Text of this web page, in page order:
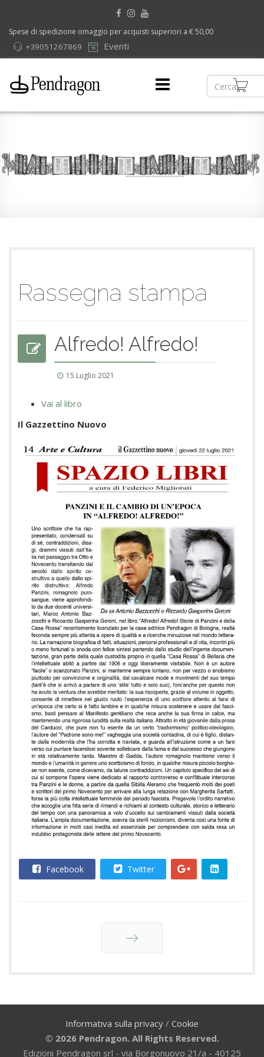
Spese di spedizione omaggio per acquisti superiori a € 50,00
Eventi
+39051267869
Rassegna stampa
Alfredo! Alfredo!
15 Luglio 2021
Vai al libro
Il Gazzettino Nuovo
Facebook Twitter
Informativa sulla privacy / Cookie
© 2026 Pendragon. All Rights Reserved.
Edizioni Pendragon srl - via Borgonuovo 21/a - 40125